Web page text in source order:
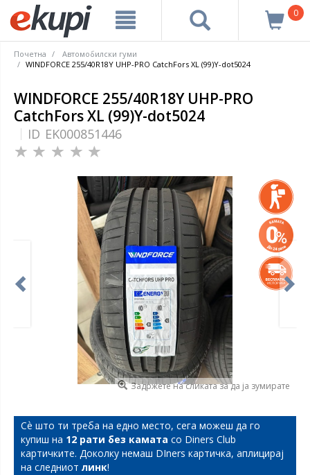
0
Почетна
Автомобилски гуми
WINDFORCE 255/40R18Y UHP-PRO CatchFors XL (99)Y-dot5024
WINDFORCE 255/40R18Y UHP-PRO
CatchFors XL (99)Y-dot5024
ID EK000851446
Задржете на сликата за да ја зумирате
Сѐ што ти треба на едно место, сега можеш да го
купиш на 12 рати без камата со Diners Club
картичките. Доколку немаш DIners картичка, аплицирај
на следниот линк!